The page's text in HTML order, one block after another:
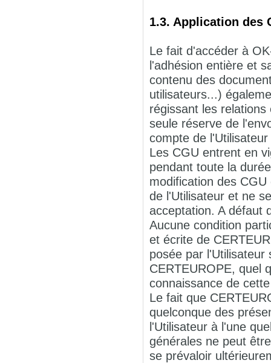
1.3. Application des
Le fait d'accéder à
l'adhésion entière et
contenu des
utilisateurs...)
régissant les
seule réserve de
compte de
Les CGU entrent en
pendant toute la
modification des
de l'Utilisateur et ne
acceptation. A défaut
Aucune condition
et écrite de
posée par
CERTEUROPE, quel
connaissance de
Le fait que
quelconque des
l'Utilisateur à l'une
générales ne peut
se prévaloir